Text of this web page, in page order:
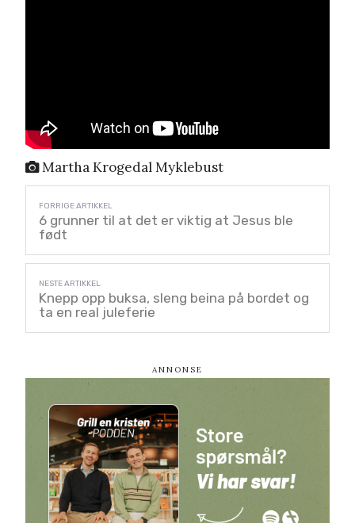
Martha Krogedal Myklebust
6 grunner til at det er viktig at Jesus ble
født
Knepp opp buksa, sleng beina på bordet og
ta en real juleferie